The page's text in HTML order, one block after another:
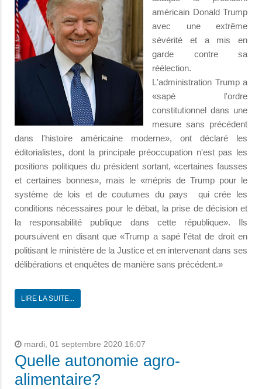
américain Donald Trump
avec une extrême
sévérité et a mis en
garde contre sa
réélection.
L'administration Trump a
«sapé l'ordre
constitutionnel dans une
mesure sans précédent
dans l'histoire américaine moderne», ont déclaré les
éditorialistes, dont la principale préoccupation n'est pas les
positions politiques du président sortant, «certaines fausses
et certaines bonnes», mais le «mépris de Trump pour le
système de lois et de coutumes du pays qui crée les
conditions nécessaires pour le débat, la prise de décision et
la responsabilité publique dans cette république». Ils
poursuivent en disant que «Trump a sapé l'état de droit en
politisant le ministère de la Justice et en intervenant dans ses
délibérations et enquêtes de manière sans précédent.»
LIRE LA SUITE...
mardi, 01 septembre 2020 16:07
Quelle autonomie agro-
alimentaire?